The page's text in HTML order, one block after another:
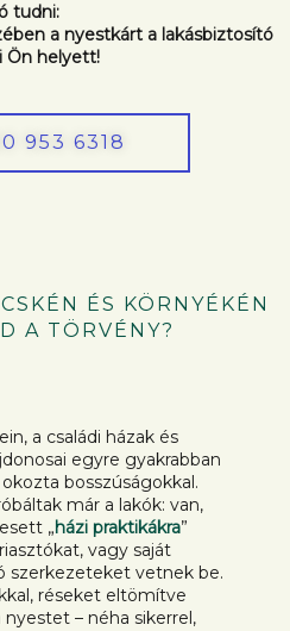
tudni:
a nyestkárt a lakásbiztosító
Ön helyett!
953 6318
ÉS KÖRNYÉKÉN
A TÖRVÉNY?
a családi házak és
egyre gyakrabban
bosszúságokkal.
már a lakók: van,
„házi praktikákra”
vagy saját
szerkezeteket vetnek be.
réseket eltömítve
– néha sikerrel,